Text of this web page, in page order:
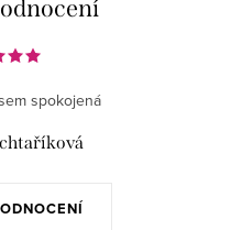
spokojená